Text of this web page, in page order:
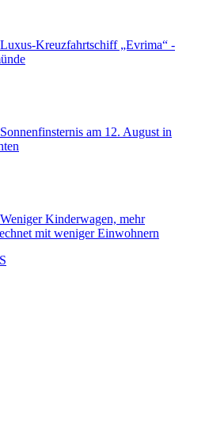
Luxus-Kreuzfahrtschiff „Evrima“ -
Sonnenfinsternis am 12. August in
Weniger Kinderwagen, mehr
mit weniger Einwohnern